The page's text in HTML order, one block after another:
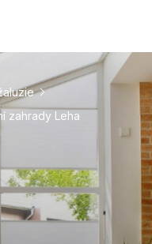
zahrady Leha